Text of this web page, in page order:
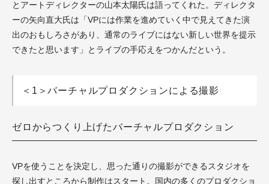
とアートディレクターの山本太陽氏は語ってくれた。ディレクタ
ーの矢向直大氏は「VPには作業を進めていく中で見えてきた演
出のおもしろさがあり、通常のライブにはない新しい世界を提示
できたと思います」とライブの手応えをつかんだという。
＜1＞バーチャルプロダクションによる撮影
ゼロからつくり上げたバーチャルプロダクション
VPを使うことを決定し、思った通りの撮影ができるスタジオを
探し出すところから制作はスタート。国内の多くのプロダクショ